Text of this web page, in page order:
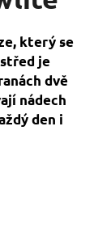
který se
je
dvě
nádech
den i